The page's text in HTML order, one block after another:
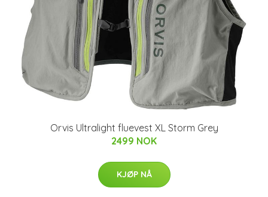
Orvis Ultralight fluevest XL Storm Grey
2499 NOK
KJØP NÅ